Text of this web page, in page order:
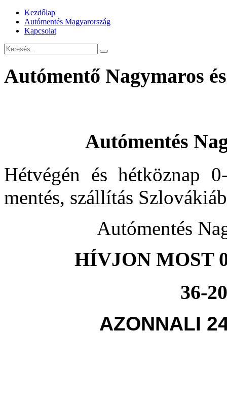
Kezdőlap
Autómentés Magyarország
Kapcsolat
Autómentő Nagymaros
Autómentés
Hétvégén és hétköznap
mentés, szállítás
Autómentés
HÍVJON MOST
36-
AZONNALI